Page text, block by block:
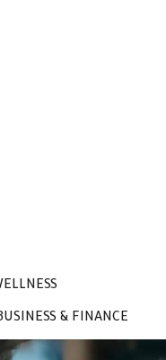
& FINANCE